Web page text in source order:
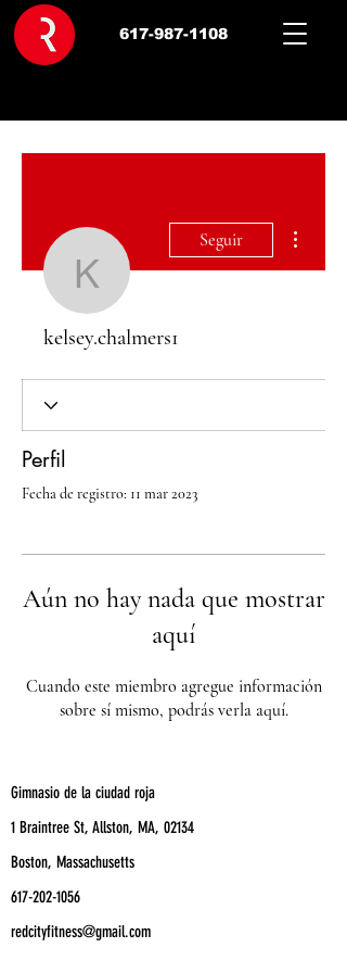
617-987-1108
Seguir
kelsey.chalmers1
Perfil
Fecha de registro: 11 mar 2023
Aún no hay nada que mostrar
aquí
Cuando este miembro agregue información
sobre sí mismo, podrás verla aquí.
Gimnasio de la ciudad roja
1 Braintree St, Allston, MA, 02134
Boston, Massachusetts
617-202-1056
redcityfitness@gmail.com